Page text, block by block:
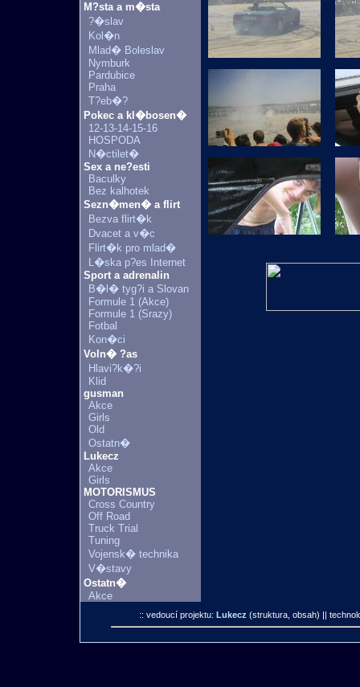
M?sta a m�sta
?�slav
Kol�n
Mlad� Boleslav
Nymburk
Pardubice
Praha
T?eb�?
Pokec a kl�bosen�
12-13-14-15-16
HOSPODA
N�ctilet�
Sex a ne?esti
Baculky
Bez kalhotek
Sezn�men� a flirt
Bezva flirt�k
Dvacet a v�c
Flirt�k pro mlad�
L�ska p?es Internet
Sport a adrenalin
B�l� tyg?i a Slovan
Formule 1 (Akce)
Formule 1 (Srazy)
Fotbal
Kon�ci
Voln� ?as
Hlavi?k�?i
Klid
gusman
Akce
Girls
Old
Ostatn�
Lukecz
Akce
Girls
MOTORISMUS
Cross Country
Off Road
Truck Trial
Tuning
Vojensk� technika
V�stavy
Ostatn�
Akce
:: vedoucí projektu: Lukecz (struktura, obsah) ||